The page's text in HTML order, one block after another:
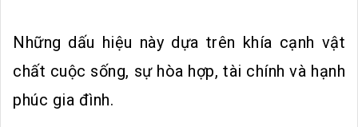
Những dấu hiệu này dựa trên khía cạnh vật
chất cuộc sống, sự hòa hợp, tài chính và hạnh
phúc gia đình.